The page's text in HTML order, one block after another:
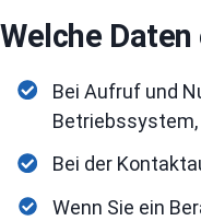
Welche
Bei Aufruf und
Bei der
Wenn Sie ein